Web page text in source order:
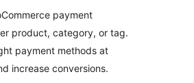
payment
product, category, or tag.
payment methods at
increase conversions.